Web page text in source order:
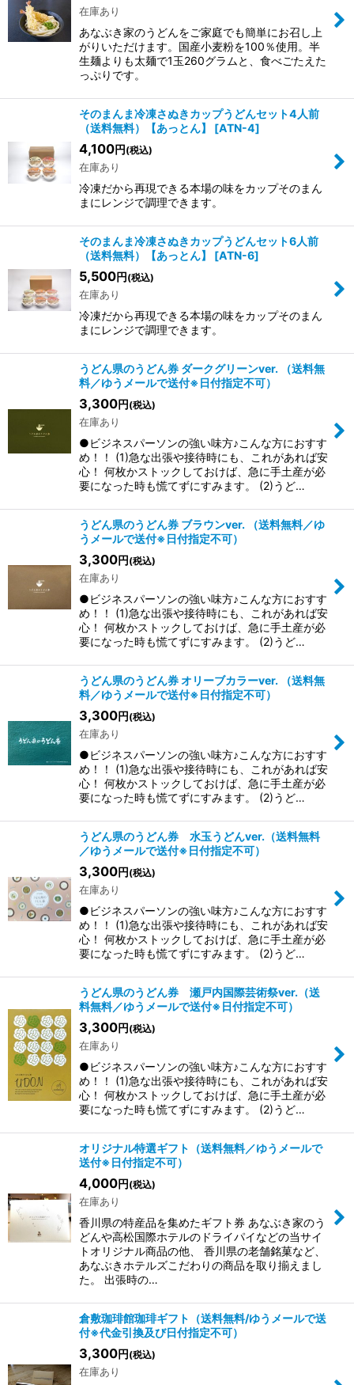
在庫あり
あなぶき家のうどんをご家庭でも簡単にお召し上
がりいただけます。国産小麦粉を100％使用。半
生麺よりも太麺で1玉260グラムと、食べごたえた
っぷりです。
そのまんま冷凍さぬきカップうどんセット4人前
（送料無料）【あっとん】
[ATN-4]
4,100円 (税込)
在庫あり
冷凍だから再現できる本場の味をカップそのまん
まにレンジで調理できます。
そのまんま冷凍さぬきカップうどんセット6人前
（送料無料）【あっとん】
[ATN-6]
5,500円 (税込)
在庫あり
冷凍だから再現できる本場の味をカップそのまん
まにレンジで調理できます。
うどん県のうどん券 ダークグリーンver. （送料無
料／ゆうメールで送付※日付指定不可）
3,300円 (税込)
在庫あり
●ビジネスパーソンの強い味方♪こんな方におすす
め！！ (1)急な出張や接待時にも、これがあれば安
心！ 何枚かストックしておけば、急に手土産が必
要になった時も慌てずにすみます。 (2)うど…
うどん県のうどん券 ブラウンver. （送料無料／ゆ
うメールで送付※日付指定不可）
3,300円 (税込)
在庫あり
●ビジネスパーソンの強い味方♪こんな方におすす
め！！ (1)急な出張や接待時にも、これがあれば安
心！ 何枚かストックしておけば、急に手土産が必
要になった時も慌てずにすみます。 (2)うど…
うどん県のうどん券 オリーブカラーver. （送料無
料／ゆうメールで送付※日付指定不可）
3,300円 (税込)
在庫あり
●ビジネスパーソンの強い味方♪こんな方におすす
め！！ (1)急な出張や接待時にも、これがあれば安
心！ 何枚かストックしておけば、急に手土産が必
要になった時も慌てずにすみます。 (2)うど…
うどん県のうどん券 水玉うどんver.（送料無料
／ゆうメールで送付※日付指定不可）
3,300円 (税込)
在庫あり
●ビジネスパーソンの強い味方♪こんな方におすす
め！！ (1)急な出張や接待時にも、これがあれば安
心！ 何枚かストックしておけば、急に手土産が必
要になった時も慌てずにすみます。 (2)うど…
うどん県のうどん券 瀬戸内国際芸術祭ver.（送
料無料／ゆうメールで送付※日付指定不可）
3,300円 (税込)
在庫あり
●ビジネスパーソンの強い味方♪こんな方におすす
め！！ (1)急な出張や接待時にも、これがあれば安
心！ 何枚かストックしておけば、急に手土産が必
要になった時も慌てずにすみます。 (2)うど…
オリジナル特選ギフト（送料無料／ゆうメールで
送付※日付指定不可）
4,000円 (税込)
在庫あり
香川県の特産品を集めたギフト券 あなぶき家のう
どんや高松国際ホテルのドライパイなどの当サイ
トオリジナル商品の他、 香川県の老舗銘菓など、
あなぶきホテルズこだわりの商品を取り揃えまし
た。 出張時の…
倉敷珈琲館珈琲ギフト（送料無料/ゆうメールで送
付※代金引換及び日付指定不可）
3,300円 (税込)
在庫あり